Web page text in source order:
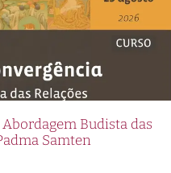
Budista das
Samten